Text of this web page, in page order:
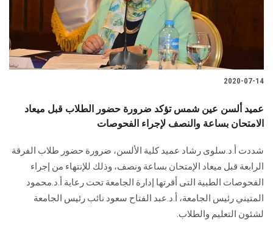
هيئة التدريس
الخريجين
الموظفون
الزائـرون
2020-07-14
عميد ألسن عين شمس تؤكد ضرورة حضور الطلاب قبل ميعاد
الامتحان بساعة والنصف لإجراء الفحوصات
شددت أ.د.سلوى رشاد عميد كلية الألسن، ضرورة حضور طلاب الفرقة
الرابعة قبل ميعاد الإمتحان بساعة ونصف، وذلك للإنتهاء من إجراء
الفحوصات الطبية التى أقرتها إدارة الجامعة تحت رعاية أ.د.محمود
المتيني رئيس الجامعة، أ.د.عبد الفتاح سعود نائب رئيس الجامعة
لشئون التعليم والطلاب.